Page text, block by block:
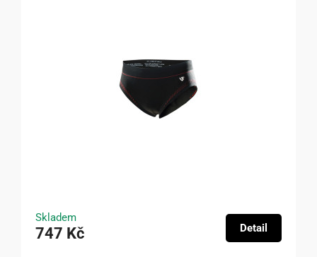
Skladem
747 Kč Detail